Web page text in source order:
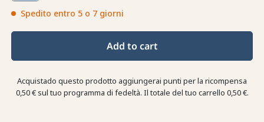
Spedito entro 5 o 7 giorni
Add to cart
Acquistado questo prodotto aggiungerai punti per la ricompensa
0,50 €sul tuo programma di fedeltà. Il totale del tuo carrello 0,50 €.